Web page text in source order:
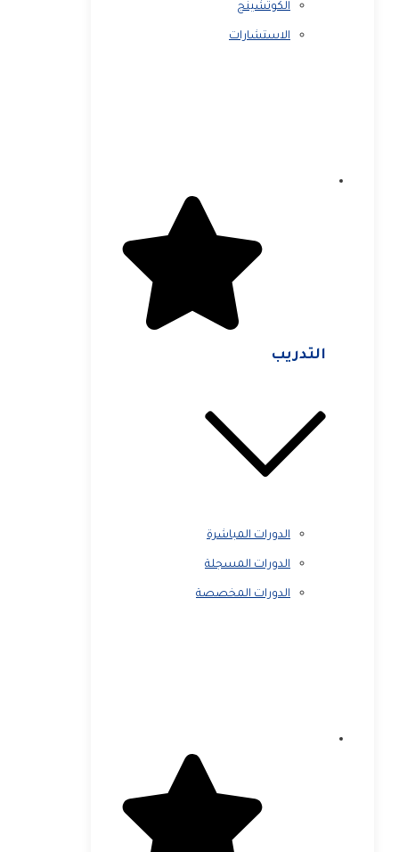
الكوتشينج
الاستشارات
التدريب
الدورات المباشرة
الدورات المسجلة
الدورات المخصصة